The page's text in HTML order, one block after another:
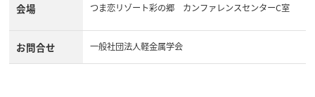
会場 つま恋リゾート彩の郷 カンファレンスセンターC室
お問合せ 一般社団法人軽金属学会